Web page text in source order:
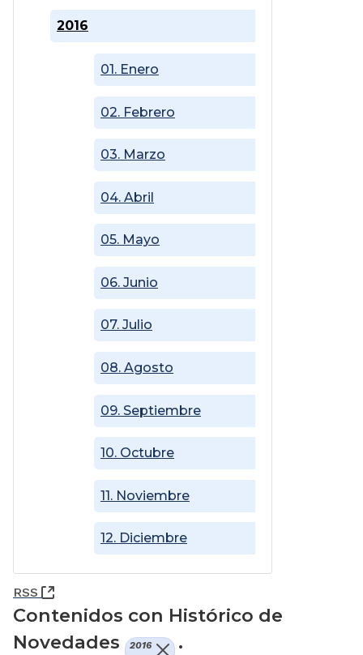
2016
01. Enero
02. Febrero
03. Marzo
04. Abril
05. Mayo
06. Junio
07. Julio
08. Agosto
09. Septiembre
10. Octubre
11. Noviembre
12. Diciembre
RSS (Abre una nueva ventana)
Contenidos con Histórico de
Novedades
2016 .